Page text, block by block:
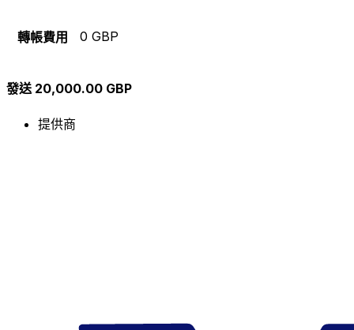
轉帳費用 0 GBP
發送 20,000.00 GBP
提供商